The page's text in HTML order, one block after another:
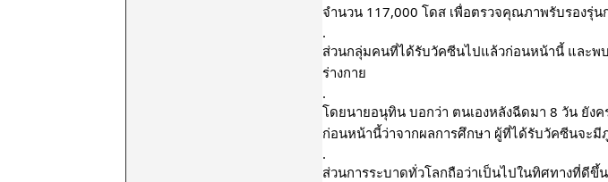
จำนวน 117,000 โดส เพื่อตรวจคุณภาพรับรองรุ่
.
ส่วนกลุ่มคนที่ได้รับวัคซีนไปแล้วก่อนหน้านี้ และพ
ร่างกาย
.
โดยนายอนุทิน บอกว่า ตนเองหลังฉีดมา 8 วัน ยัง
ก่อนหน้านี้ว่าจากผลการศึกษา ผู้ที่ได้รับวัคซีนจะ
.
ส่วนการระบาดทั่วโลกถือว่าเป็นไปในทิศทางที่ดี